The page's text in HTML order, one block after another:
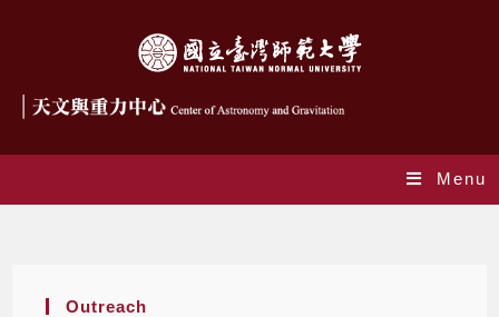
Menu
Outreach